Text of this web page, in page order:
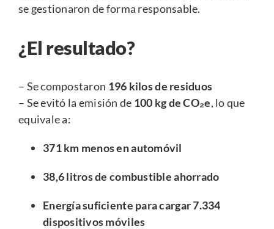
se gestionaron de forma responsable.
¿El resultado?
– Se compostaron 196 kilos de residuos
– Se evitó la emisión de 100 kg de CO₂e, lo que
equivale a:
371 km menos en automóvil
38,6 litros de combustible ahorrado
Energía suficiente para cargar 7.334
dispositivos móviles